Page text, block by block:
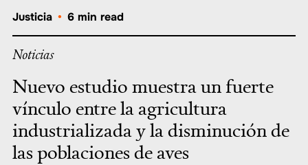
Justicia • 6 min read
Noticias
Nuevo estudio muestra un fuerte
vínculo entre la agricultura
industrializada y la disminución de
las poblaciones de aves